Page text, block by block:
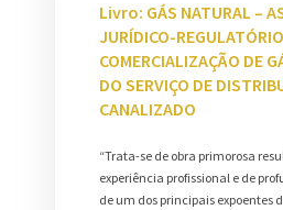
Livro: GÁS NATURAL –
JURÍDICO-
COMERCIALIZAÇÃO DE
DO SERVIÇO DE
CANALIZADO
“Trata-se de obra primorosa
experiência profissional e de
de um dos principais expoentes